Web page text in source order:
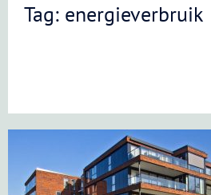
Tag: energieverbruik